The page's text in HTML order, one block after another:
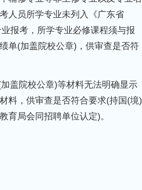
人员所学专业未列入《广东省
报考，所学专业必修课程须与报
单(加盖院校公章)，供审查是否符
盖院校公章)等材料无法明确显示
料，供审查是否符合要求(持国(境)
育局会同招聘单位认定)。